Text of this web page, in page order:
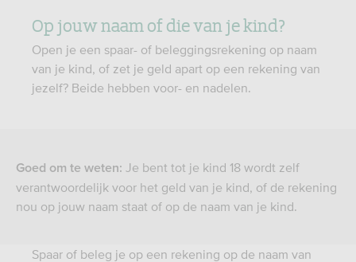
Op jouw naam of die van je kind?
Open je een spaar- of beleggingsrekening op naam
van je kind, of zet je geld apart op een rekening van
jezelf? Beide hebben voor- en nadelen.
Goed om te weten: Je bent tot je kind 18 wordt zelf
verantwoordelijk voor het geld van je kind, of de rekening
nou op jouw naam staat of op de naam van je kind.
Spaar of beleg je op een rekening op de naam van